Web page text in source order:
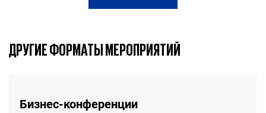
ДРУГИЕ ФОРМАТЫ МЕРОПРИЯТИЙ
Бизнес-конференции